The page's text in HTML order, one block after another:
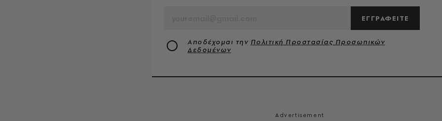
ΕΓΓΡΑΦΕΙΤΕ
Αποδέχομαι την Πολιτική Προστασίας Προσωπικών
Δεδομένων